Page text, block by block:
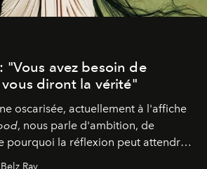
"Vous avez besoin de
diront la vérité"
oscarisée, actuellement à l'affiche
, nous parle d'ambition, de
pourquoi la réflexion peut attendre.
libérateur d'interpréter un
Ray